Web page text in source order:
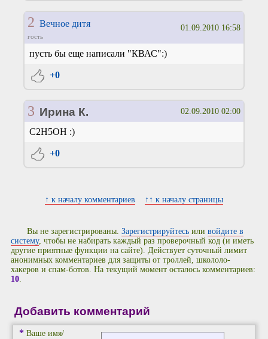
2 Вечное дитя
гость
01.09.2010 16:58
пусть бы еще написали "КВАС":)
+0
3 Ирина К. 02.09.2010 02:00
С2Н5ОН :)
+0
↑ к началу комментариев ↑↑ к началу страницы
Вы не зарегистрированы.Зарегистрируйтесь иливойдите в
систему, чтобы не набирать каждый раз проверочный код (и иметь
другие приятные функции на сайте). Действует суточный лимит
анонимных комментариев для защиты от троллей, школоло-
хакеров и спам-ботов. На текущий момент осталось комментариев:
10.
Добавить комментарий
* Ваше имя/